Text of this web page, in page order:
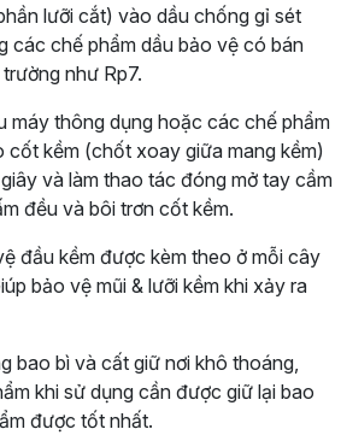
lưỡi cắt) vào dầu chống gỉ sét
các chế phẩm dầu bảo vệ có bán
như Rp7.
máy thông dụng hoặc các chế phẩm
cốt kềm (chốt xoay giữa mang kềm)
và làm thao tác đóng mở tay cầm
đều và bôi trơn cốt kềm.
đầu kềm được kèm theo ở mỗi cây
bảo vệ mũi & lưỡi kềm khi xảy ra
bao bì và cất giữ nơi khô thoáng,
khi sử dụng cần được giữ lại bao
được tốt nhất.